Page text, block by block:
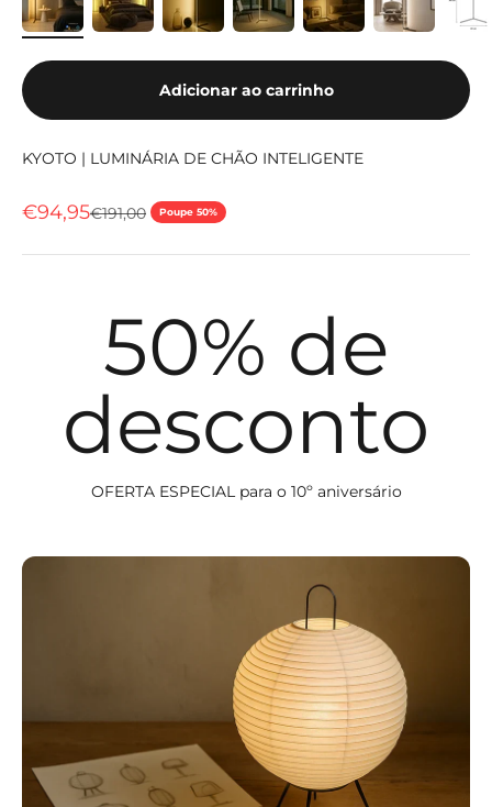
Adicionar ao carrinho
KYOTO | LUMINÁRIA DE CHÃO INTELIGENTE
Preço de venda
€94,95Preço normal
€191,00 Poupe 50%
50% de
desconto
OFERTA ESPECIAL para o 10º aniversário